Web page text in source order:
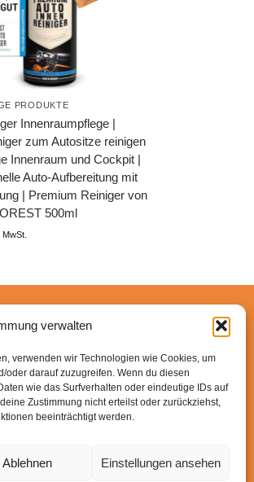
verwalten
verwenden wir Technologien wie Cookies, um
oder darauf zuzugreifen. Wenn du diesen
wie das Surfverhalten oder eindeutige IDs auf
Zustimmung nicht erteilst oder zurückziehst,
beeinträchtigt werden.
Ablehnen Einstellungen ansehen
PRODUKTE
Innenraumpflege |
zum Autositze reinigen
Innenraum und Cockpit |
Auto-Aufbereitung mit
| Premium Reiniger von
500ml
MwSt.
qualifizierten Käufen.